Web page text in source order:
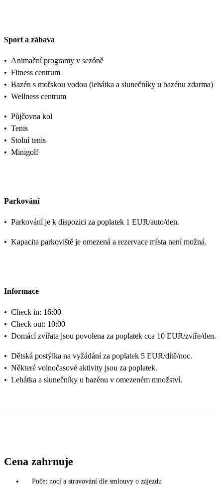
Sport a zábava
• Animační programy v sezóně
• Fitness centrum
• Bazén s mořskou vodou (lehátka a slunečníky u bazénu zdarma)
• Wellness centrum
• Půjčovna kol
• Tenis
• Stolní tenis
• Minigolf
Parkování
• Parkování je k dispozici za poplatek 1 EUR/auto/den.
• Kapacita parkoviště je omezená a rezervace místa není možná.
Informace
• Check in: 16:00
• Check out: 10:00
• Domácí zvířata jsou povolena za poplatek cca 10 EUR/zvíře/den.
• Dětská postýlka na vyžádání za poplatek 5 EUR/dítě/noc.
• Některé volnočasové aktivity jsou za poplatek.
• Lehátka a slunečníky u bazénu v omezeném množství.
Cena zahrnuje
Počet nocí a stravování dle smlouvy o zájezdu